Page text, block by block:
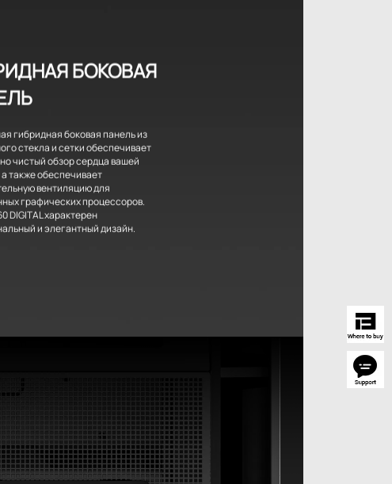
БОКОВАЯ
гибридная боковая панель из
стекла и сетки обеспечивает
чистый обзор сердца вашей
также обеспечивает
вентиляцию для
графических процессоров.
DIGITAL характерен
и элегантный дизайн.